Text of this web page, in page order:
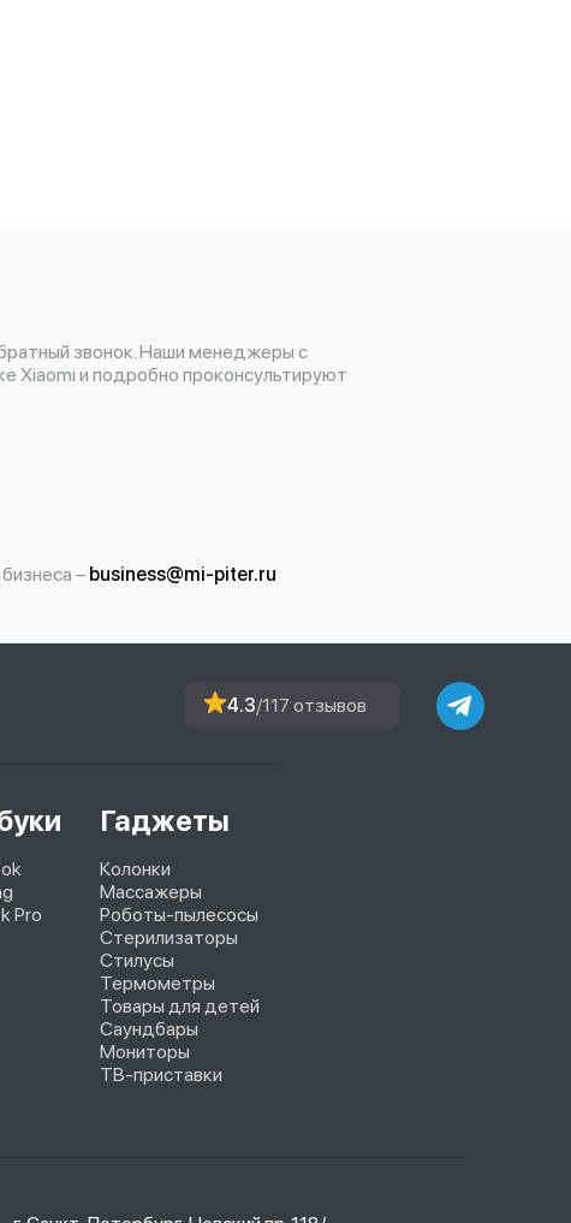
звонок. Наши менеджеры с
Xiaomi и подробно проконсультируют
– business@mi-piter.ru
4.3/117 отзывов
Pro
Гаджеты
Колонки
Массажеры
Роботы-пылесосы
Стерилизаторы
Стилусы
Термометры
Товары для детей
Саундбары
Мониторы
ТВ-приставки